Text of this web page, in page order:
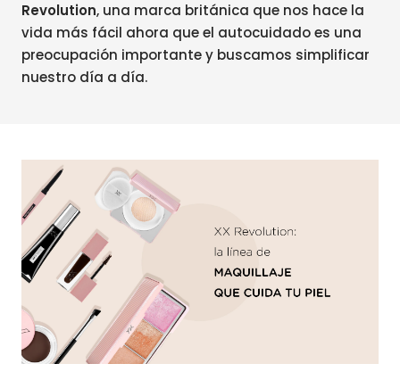
Revolution, una marca británica que nos hace la
vida más fácil ahora que el autocuidado es una
preocupación importante y buscamos simplificar
nuestro día a día.